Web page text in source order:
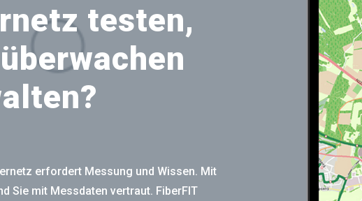
testen,
erfordert Messung und Wissen. Mit
Sie mit Messdaten vertraut. FiberFIT